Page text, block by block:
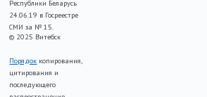
Республики Беларусь
24.06.19 в Госреестре
СМИ за № 15.
© 2025 Витебск
Порядок копирования,
цитирования и
последующего